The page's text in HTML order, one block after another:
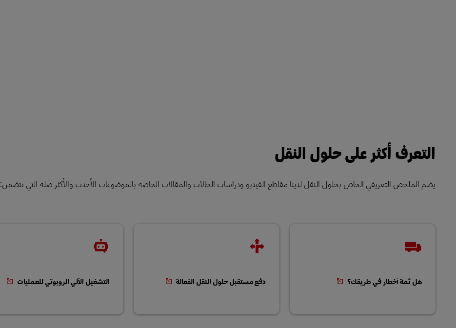
التعرف أكثر على حلول النقل
يضم الملخص التعريفي الخاص بحلول النقل لدينا مقاطع الفيديو ودراسات الحالات والمقالات الخاصة بالموضوعات الأحدث والأكثر صلة التي تتضمن:
هل ثمة أخطار في طريقك؟ دفع مستقبل حلول النقل الفعالة التشغيل الآلي الروبوتي للعمليات